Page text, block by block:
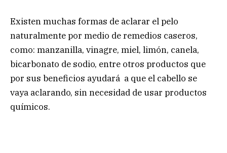
Existen muchas formas de aclarar el pelo
naturalmente por medio de remedios caseros,
como: manzanilla, vinagre, miel, limón, canela,
bicarbonato de sodio, entre otros productos que
por sus beneficios ayudará a que el cabello se
vaya aclarando, sin necesidad de usar productos
químicos.